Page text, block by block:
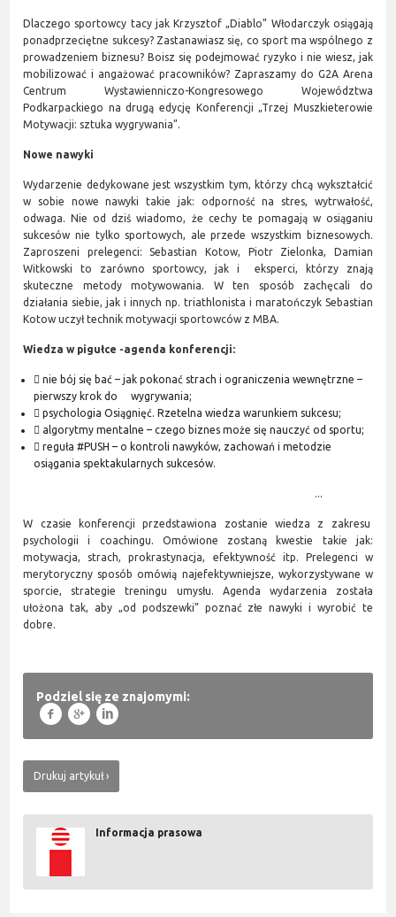
Dlaczego sportowcy tacy jak Krzysztof „Diablo” Włodarczyk osiągają
ponadprzeciętne sukcesy? Zastanawiasz się, co sport ma wspólnego z
prowadzeniem biznesu? Boisz się podejmować ryzyko i nie wiesz, jak
mobilizować i angażować pracowników? Zapraszamy do G2A Arena
Centrum Wystawienniczo-Kongresowego Województwa
Podkarpackiego na drugą edycję Konferencji „Trzej Muszkieterowie
Motywacji: sztuka wygrywania”.
Nowe nawyki
Wydarzenie dedykowane jest wszystkim tym, którzy chcą wykształcić
w sobie nowe nawyki takie jak: odporność na stres, wytrwałość,
odwaga. Nie od dziś wiadomo, że cechy te pomagają w osiąganiu
sukcesów nie tylko sportowych, ale przede wszystkim biznesowych.
Zaproszeni prelegenci: Sebastian Kotow, Piotr Zielonka, Damian
Witkowski to zarówno sportowcy, jak i eksperci, którzy znają
skuteczne metody motywowania. W ten sposób zachęcali do
działania siebie, jak i innych np. triathlonista i maratończyk Sebastian
Kotow uczył technik motywacji sportowców z MBA.
Wiedza w pigułce -agenda konferencji:
 nie bój się bać – jak pokonać strach i ograniczenia wewnętrzne –
pierwszy krok do wygrywania;
 psychologia Osiągnięć. Rzetelna wiedza warunkiem sukcesu;
 algorytmy mentalne – czego biznes może się nauczyć od sportu;
 reguła #PUSH – o kontroli nawyków, zachowań i metodzie
osiągania spektakularnych sukcesów.
...
W czasie konferencji przedstawiona zostanie wiedza z zakresu
psychologii i coachingu. Omówione zostaną kwestie takie jak:
motywacja, strach, prokrastynacja, efektywność itp. Prelegenci w
merytoryczny sposób omówią najefektywniejsze, wykorzystywane w
sporcie, strategie treningu umysłu. Agenda wydarzenia została
ułożona tak, aby „od podszewki” poznać złe nawyki i wyrobić te
dobre.
Podziel się ze znajomymi:
f g l
Drukuj artykuł
Informacja prasowa